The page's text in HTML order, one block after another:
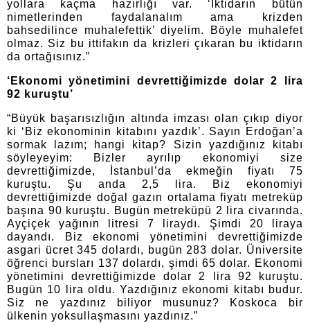
yollara kaçma hazırlığı var. ‘İktidarın bütün
nimetlerinden faydalanalım ama krizden
bahsedilince muhalefettik’ diyelim.
Böyle muhalefet
olmaz. Siz bu ittifakın da krizleri çıkaran bu iktidarın
da ortağısınız.”
‘Ekonomi yönetimini devrettiğimizde dolar 2 lira
92 kuruştu’
“Büyük başarısızlığın altında imzası olan çıkıp diyor
ki ‘Biz ekonominin kitabını yazdık’. Sayın Erdoğan’a
sormak lazım; hangi kitap?
Sizin yazdığınız kitabı
söyleyeyim:
Bizler ayrılıp ekonomiyi size
devrettiğimizde, İstanbul’da ekmeğin fiyatı 75
kuruştu. Şu anda 2,5 lira.
Biz ekonomiyi
devrettiğimizde doğal gazın ortalama fiyatı metreküp
başına 90 kuruştu. Bugün metreküpü 2 lira civarında.
Ayçiçek yağının litresi 7 liraydı. Şimdi 20 liraya
dayandı.
Biz ekonomi yönetimini devrettiğimizde
asgari ücret 345 dolardı, bugün 283 dolar. Üniversite
öğrenci bursları 137 dolardı, şimdi 65 dolar. Ekonomi
yönetimini devrettiğimizde dolar 2 lira 92 kuruştu.
Bugün 10 lira oldu. Yazdığınız ekonomi kitabı budur.
Siz ne yazdınız biliyor musunuz? Koskoca bir
ülkenin yoksullaşmasını yazdınız.”